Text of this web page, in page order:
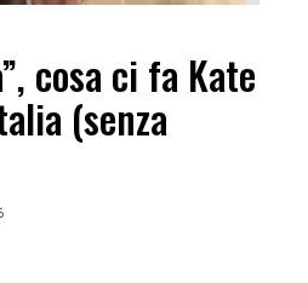
cosa ci fa Kate
(senza